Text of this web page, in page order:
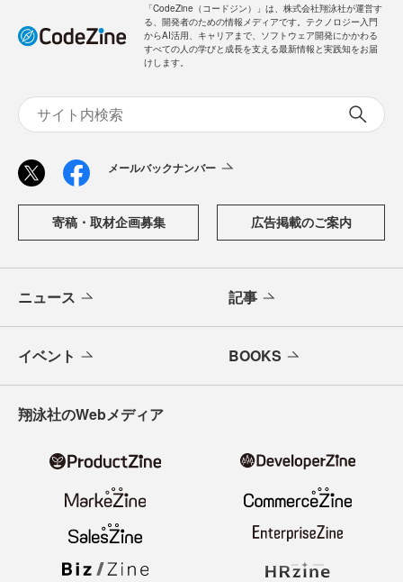
「CodeZine（コードジン）」は、株式会社翔泳社が運営す
る、開発者のための情報メディアです。テクノロジー入門
からAI活用、キャリアまで、ソフトウェア開発にかかわる
すべての人の学びと成長を支える最新情報と実践知をお届
けします。
メールバックナンバー
寄稿・取材企画募集 広告掲載のご案内
ニュース 記事
イベント BOOKS
翔泳社のWebメディア